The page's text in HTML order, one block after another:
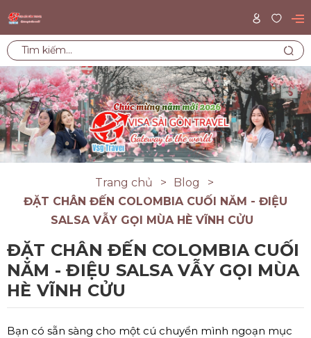
Trang chủ
Blog
ĐẶT CHÂN ĐẾN COLOMBIA CUỐI NĂM - ĐIỆU
SALSA VẪY GỌI MÙA HÈ VĨNH CỬU
ĐẶT CHÂN ĐẾN COLOMBIA CUỐI
NĂM - ĐIỆU SALSA VẪY GỌI MÙA
HÈ VĨNH CỬU
Bạn có sẵn sàng cho một cú chuyển mình ngoạn mục